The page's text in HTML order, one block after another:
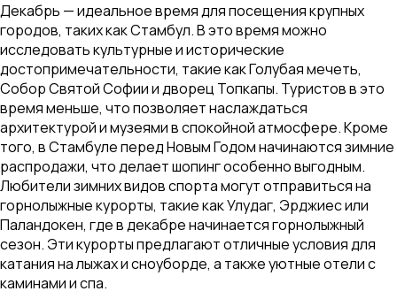
Декабрь — идеальное время для посещения крупных
городов, таких как Стамбул. В это время можно
исследовать культурные и исторические
достопримечательности, такие как Голубая мечеть,
Собор Святой Софии и дворец Топкапы. Туристов в это
время меньше, что позволяет наслаждаться
архитектурой и музеями в спокойной атмосфере. Кроме
того, в Стамбуле перед Новым Годом начинаются зимние
распродажи, что делает шопинг особенно выгодным.
Любители зимних видов спорта могут отправиться на
горнолыжные курорты, такие как Улудаг, Эрджиес или
Паландокен, где в декабре начинается горнолыжный
сезон. Эти курорты предлагают отличные условия для
катания на лыжах и сноуборде, а также уютные отели с
каминами и спа.